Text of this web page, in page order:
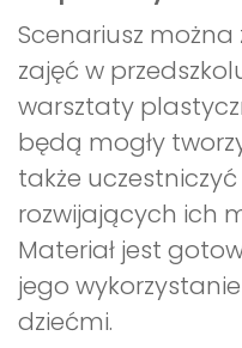
Scenariusz
zajęć w
warsztaty
będą mogły
także
rozwijających ich
Materiał jest
jego
dziećmi.